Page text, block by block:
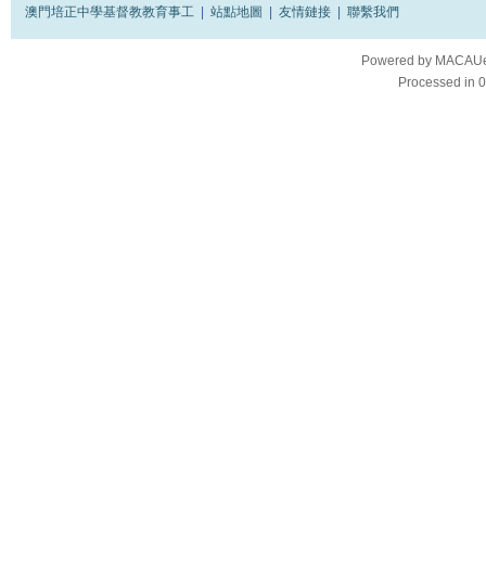
澳門培正中學基督教教育事工 站點地圖 友情鏈接 聯繫我們
Powered by
Processed in